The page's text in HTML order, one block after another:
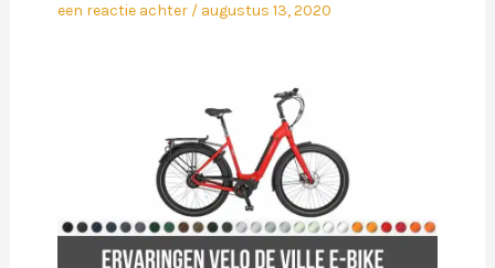
een reactie achter / augustus 13, 2020